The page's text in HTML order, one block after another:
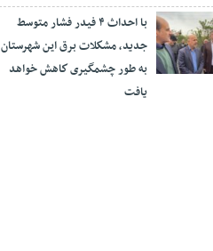
با احداث ۴ فیدر فشار متوسط
جدید، مشكلات برق این شهرستان
به طور چشمگیری كاهش خواهد
یافت